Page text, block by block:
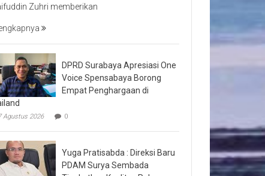
Zuhri memberikan
DPRD Surabaya Apresiasi One
Voice Spensabaya Borong
Empat Penghargaan di
Agustus 2026 0
Yuga Pratisabda : Direksi Baru
PDAM Surya Sembada